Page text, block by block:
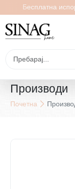
Бесплатна
Производи
Почетна